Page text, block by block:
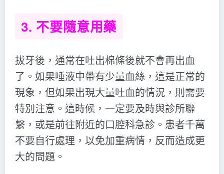
3. 不要隨意用藥
拔牙後，通常在吐出棉條後就不會再出血
了。如果唾液中帶有少量血絲，這是正常的
現象，但如果出現大量吐血的情況，則需要
特別注意。這時候，一定要及時與診所聯
繫，或是前往附近的口腔科急診。患者千萬
不要自行處理，以免加重病情，反而造成更
大的問題。